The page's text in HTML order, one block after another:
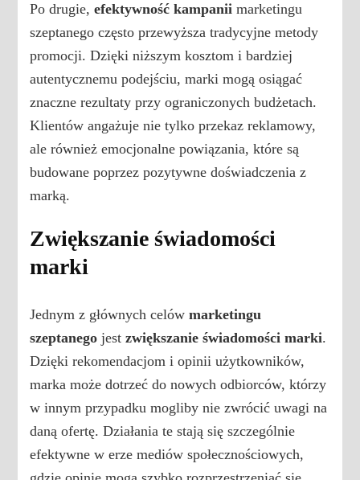
Po drugie,efektywność kampanii marketingu
szeptanego często przewyższa tradycyjne metody
promocji. Dzięki niższym kosztom i bardziej
autentycznemu podejściu, marki mogą osiągać
znaczne rezultaty przy ograniczonych budżetach.
Klientów angażuje nie tylko przekaz reklamowy,
ale również emocjonalne powiązania, które są
budowane poprzez pozytywne doświadczenia z
marką.
Zwiększanie świadomości
marki
Jednym z głównych celówmarketingu
szeptanego jestzwiększanie świadomości marki.
Dzięki rekomendacjom i opinii użytkowników,
marka może dotrzeć do nowych odbiorców, którzy
w innym przypadku mogliby nie zwrócić uwagi na
daną ofertę. Działania te stają się szczególnie
efektywne w erze mediów społecznościowych,